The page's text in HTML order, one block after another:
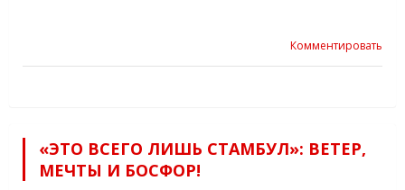
Комментировать
«ЭТО ВСЕГО ЛИШЬ СТАМБУЛ»: ВЕТЕР,
МЕЧТЫ И БОСФОР!